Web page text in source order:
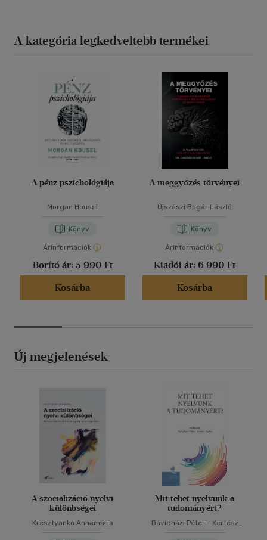
A kategória legkedveltebb termékei
A pénz pszichológiája
Morgan Housel
Könyv
Árinformációk
Borító ár: 5 990 Ft
Kosárba
A meggyőzés törvényei
Újszászi Bogár László
Könyv
Árinformációk
Kiadói ár: 6 990 Ft
Kosárba
Új megjelenések
A szocializáció nyelvi
különbségei
Kresztyankó Annamária
Mit tehet nyelvünk a
tudományért?
Dávidházi Péter - Kertész